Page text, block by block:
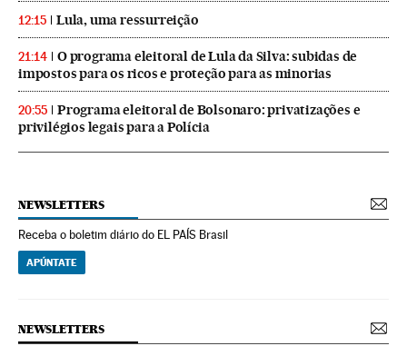
12:15 Lula, uma ressurreição
21:14
O programa eleitoral de Lula da Silva: subidas de
impostos para os ricos e proteção para as minorias
20:55
Programa eleitoral de Bolsonaro: privatizações e
privilégios legais para a Polícia
NEWSLETTERS
Receba o boletim diário do EL PAÍS Brasil
APÚNTATE
NEWSLETTERS